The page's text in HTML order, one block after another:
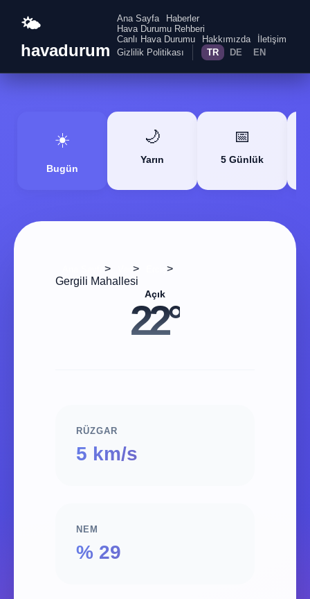
🌤️
havadurum
Ana Sayfa
Haberler
Hava Durumu Rehberi
Canlı Hava Durumu
Hakkımızda
İletişim
Gizlilik Politikası
TR DE EN
☀️
Bugün
🌙
Yarın
📅
5 Günlük
> >
>
Gergili Mahallesi
Açık
22°
RÜZGAR
5 km/s
NEM
% 29